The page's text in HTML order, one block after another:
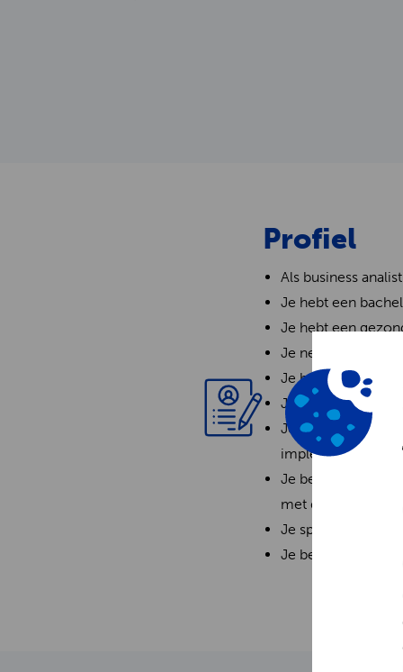
Profiel
Als business
Je hebt een
Je hebt een
Je neemt
Je bent een
Je bent nuchter
Je leidt
Je bent in staat
met digital
Je spreekt
Je bent altijd op